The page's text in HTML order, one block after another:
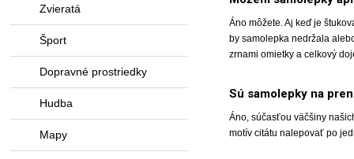
Áno môžete. Aj keď je
by samolepka nedržala
zrnami omietky a celkový
Sú samolepky na
Áno, súčasťou väčšiny
motív citátu nalepovať po
Zvieratá
Šport
Dopravné prostriedky
Hudba
Mapy